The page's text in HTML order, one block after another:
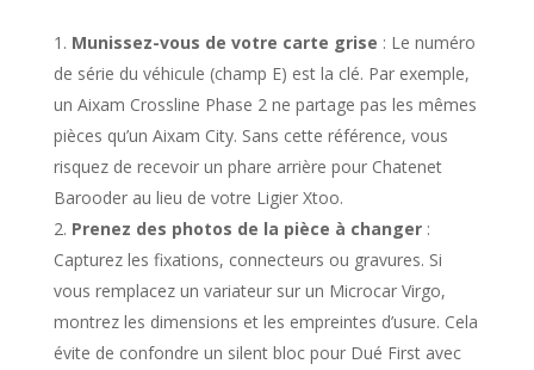
Munissez-vous de votre carte grise : Le numéro
de série du véhicule (champ E) est la clé. Par exemple,
un Aixam Crossline Phase 2 ne partage pas les mêmes
pièces qu’un Aixam City. Sans cette référence, vous
risquez de recevoir un phare arrière pour Chatenet
Barooder au lieu de votre Ligier Xtoo.
Prenez des photos de la pièce à changer:
Capturez les fixations, connecteurs ou gravures. Si
vous remplacez un variateur sur un Microcar Virgo,
montrez les dimensions et les empreintes d’usure. Cela
évite de confondre un silent bloc pour Dué First avec